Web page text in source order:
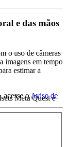
e das mãos
o uso de câmeras
imagens em tempo
estimar a
acesse oAviso de
Meta Quest é